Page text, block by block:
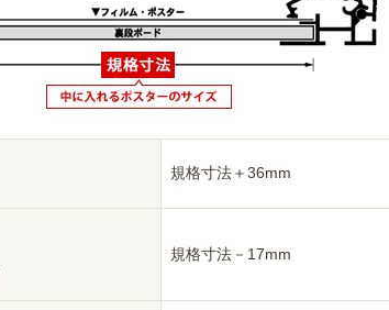
規格寸法＋36mm
規格寸法－17mm